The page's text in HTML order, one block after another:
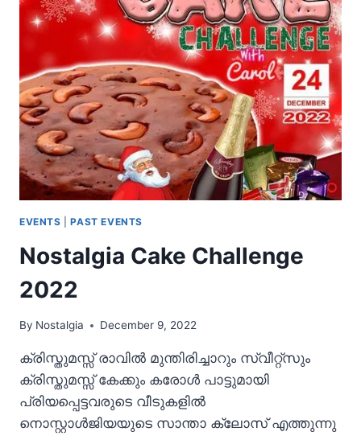
EVENTS |PAST EVENTS
Nostalgia Cake Challenge
2022
By Nostalgia December 9, 2022
ക്രിസ്തുമസ്സ്‌ രാവിൽ മുന്തിരിച്ചാറും സ്വീറ്റ്സും
ക്രിസ്തുമസ്സ്‌ കേക്കും കരോൾ പാട്ടുമായി
പ്രിയപ്പെട്ടവരുടെ വീടുകളിൽ
നൊസ്റ്റാൾജിയയുടെ സാന്താ ക്ലോസ് എത്തുന്നു